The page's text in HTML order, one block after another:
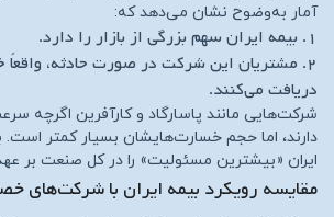
آمار به‌وضوح نشان می‌دهد که:
۱. بیمه ایران سهم بزرگی از بازار را دارد.
۲. مشتریان این شرکت در صورت حادثه،
دریافت می‌کنند.
شرکت‌هایی مانند پاسارگاد و کارآفرین اگرچه
دارند، اما حجم خسارت‌هایشان بسیار کمتر است.
ایران «بیشترین مسئولیت» را در کل صنعت بر
مقایسه رویکرد بیمه ایران با شرکت‌های